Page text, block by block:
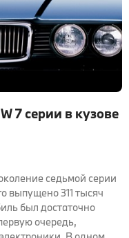
7 серии в кузове
седьмой серии
выпущено 311 тысяч
был достаточно
очередь,